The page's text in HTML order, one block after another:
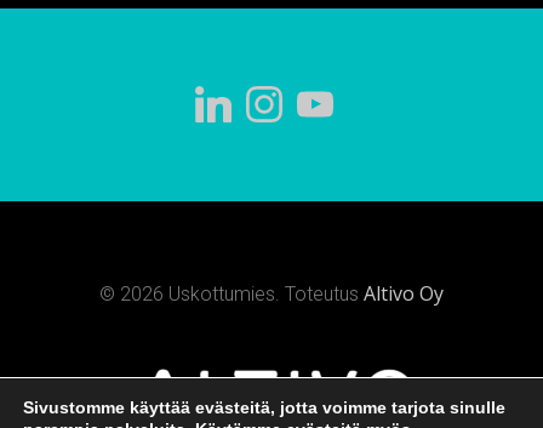
© 2026 Uskottumies. Toteutus Altivo Oy
Sivustomme käyttää evästeitä, jotta voimme tarjota sinulle